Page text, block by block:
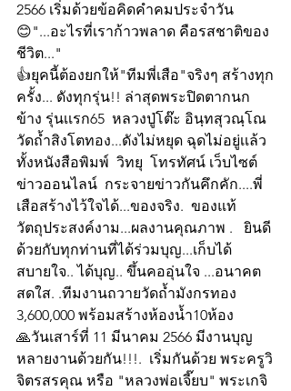
2566 เริ่มด้วยข้อคิดคำคมประจำวัน
😊"...อะไรที่เราก้าวพลาด คือรสชาติของ
ชีวิต..."
👍ยุคนี้ต้องยกให้"ทีมพี่เสือ"จริงๆ สร้างทุก
ครั้ง... ดังทุกรุ่น!! ล่าสุดพระปิดตากนก
ข้าง รุ่นเเรก65  หลวงปู่โต๊ะ อินฺทสุวณฺโณ
วัดถ้ำสิงโตทอง...ดังไม่หยุด ฉุดไม่อยู่เเล้ว
ทั้งหนังสือพิมพ์  วิทยุ  โทรทัศน์ เว็บไซต์
ข่าวออนไลน์  กระจายข่าวกันคึกคัก....พี่
เสือสร้างไว้ใจได้...ของจริง.  ของแท้
วัตถุประสงค์งาม...ผลงานคุณภาพ .   ยินดี
ด้วยกับทุกท่านที่ได้ร่วมบุญ...เก็บได้
สบายใจ.. ได้บุญ.. ขึ้นคออุ่นใจ ...อนาคต
สดใส. .ทีมงานถวายวัดถ้ำมังกรทอง
3,600,000 พร้อมสร้างห้องน้ำ10ห้อง
🙏วันเสาร์ที่ 11 มีนาคม 2566 มีงานบุญ
หลายงานด้วยกัน!!!.  เริ่มกันด้วย พระครูวิ
จิตรสรคุณ หรือ "หลวงพ่อเจี๊ยบ" พระเกจิ